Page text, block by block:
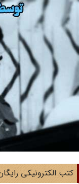
الکترونیکی رایگان